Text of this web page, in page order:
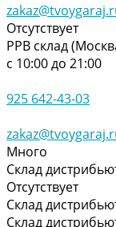
Отсутствует
РРВ склад
с 10:00 до 21:00
925 642-43-03
Много
Склад
Отсутствует
Склад
Склад